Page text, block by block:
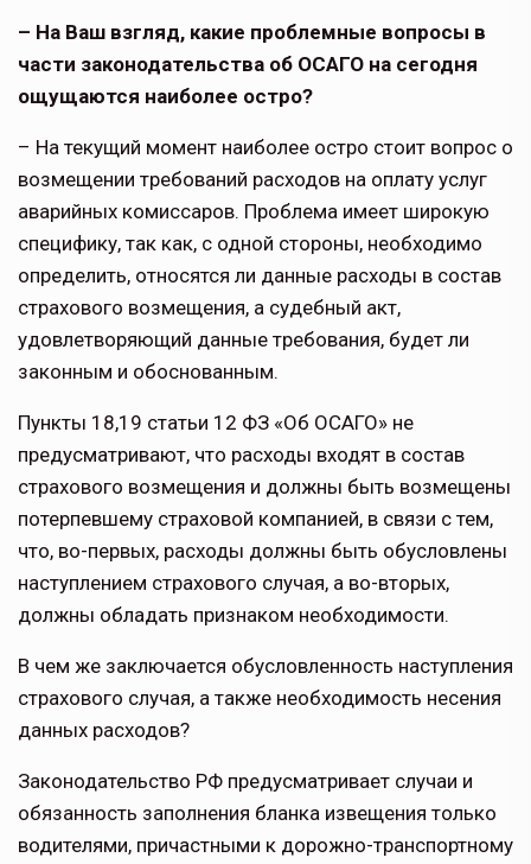
– На Ваш взгляд, какие проблемные вопросы в
части законодательства об ОСАГО на сегодня
ощущаются наиболее остро?
– На текущий момент наиболее остро стоит вопрос о
возмещении требований расходов на оплату услуг
аварийных комиссаров. Проблема имеет широкую
специфику, так как, с одной стороны, необходимо
определить, относятся ли данные расходы в состав
страхового возмещения, а судебный акт,
удовлетворяющий данные требования, будет ли
законным и обоснованным.
Пункты 18,19 статьи 12 ФЗ «Об ОСАГО» не
предусматривают, что расходы входят в состав
страхового возмещения и должны быть возмещены
потерпевшему страховой компанией, в связи с тем,
что, во-первых, расходы должны быть обусловлены
наступлением страхового случая, а во-вторых,
должны обладать признаком необходимости.
В чем же заключается обусловленность наступления
страхового случая, а также необходимость несения
данных расходов?
Законодательство РФ предусматривает случаи и
обязанность заполнения бланка извещения только
водителями, причастными к дорожно-транспортному